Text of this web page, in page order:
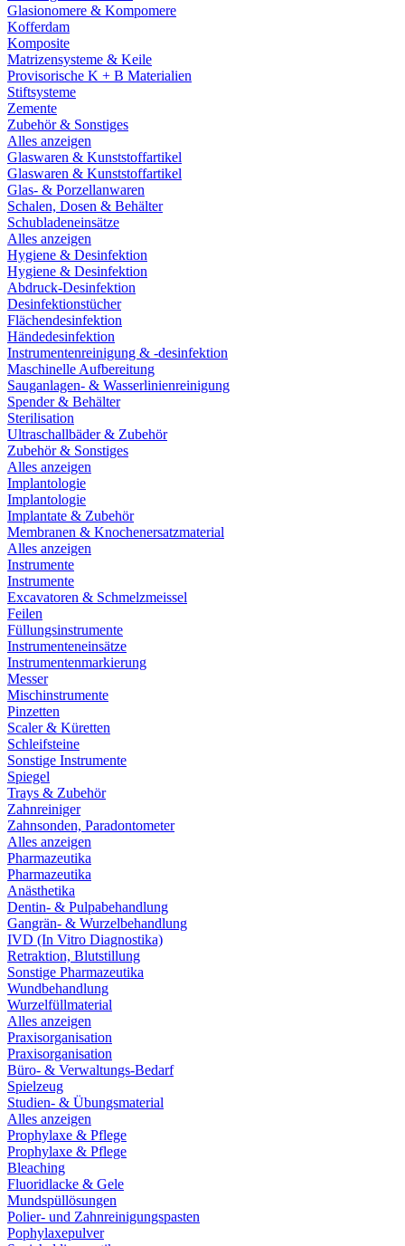
Glasionomere & Kompomere
Kofferdam
Komposite
Matrizensysteme & Keile
Provisorische K + B Materialien
Stiftsysteme
Zemente
Zubehör & Sonstiges
Alles anzeigen
Glaswaren & Kunststoffartikel
Glaswaren & Kunststoffartikel
Glas- & Porzellanwaren
Schalen, Dosen & Behälter
Schubladeneinsätze
Alles anzeigen
Hygiene & Desinfektion
Hygiene & Desinfektion
Abdruck-Desinfektion
Desinfektionstücher
Flächendesinfektion
Händedesinfektion
Instrumentenreinigung & -desinfektion
Maschinelle Aufbereitung
Sauganlagen- & Wasserlinienreinigung
Spender & Behälter
Sterilisation
Ultraschallbäder & Zubehör
Zubehör & Sonstiges
Alles anzeigen
Implantologie
Implantologie
Implantate & Zubehör
Membranen & Knochenersatzmaterial
Alles anzeigen
Instrumente
Instrumente
Excavatoren & Schmelzmeissel
Feilen
Füllungsinstrumente
Instrumenteneinsätze
Instrumentenmarkierung
Messer
Mischinstrumente
Pinzetten
Scaler & Küretten
Schleifsteine
Sonstige Instrumente
Spiegel
Trays & Zubehör
Zahnreiniger
Zahnsonden, Paradontometer
Alles anzeigen
Pharmazeutika
Pharmazeutika
Anästhetika
Dentin- & Pulpabehandlung
Gangrän- & Wurzelbehandlung
IVD (In Vitro Diagnostika)
Retraktion, Blutstillung
Sonstige Pharmazeutika
Wundbehandlung
Wurzelfüllmaterial
Alles anzeigen
Praxisorganisation
Praxisorganisation
Büro- & Verwaltungs-Bedarf
Spielzeug
Studien- & Übungsmaterial
Alles anzeigen
Prophylaxe & Pflege
Prophylaxe & Pflege
Bleaching
Fluoridlacke & Gele
Mundspüllösungen
Polier- und Zahnreinigungspasten
Pophylaxepulver